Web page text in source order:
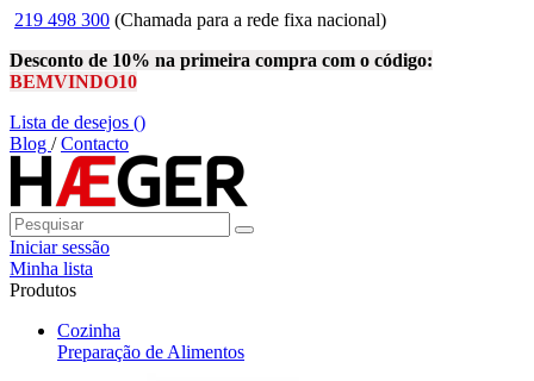
219 498 300 (Chamada para a rede fixa nacional)
Desconto de 10% na primeira compra com o código:
BEMVINDO10
Lista de desejos ()
Blog /Contacto
Iniciar sessão
Minha lista
Produtos
Cozinha
Preparação de Alimentos